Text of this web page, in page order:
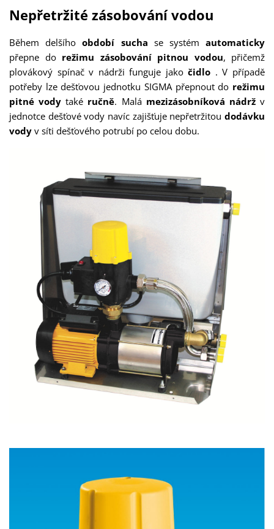
Nepřetržité zásobování vodou
Během delšíhoobdobí sucha se systémautomaticky
přepne do režimu zásobování pitnou vodou, přičemž
plovákový spínač v nádrži funguje jakočidlo . V případě
potřeby lze dešťovou jednotku SIGMA přepnout do režimu
pitné vodytaké ručně. Malá mezizásobníková nádržv
jednotce dešťové vody navíc zajišťuje nepřetržitou dodávku
vody v síti dešťového potrubí po celou dobu.